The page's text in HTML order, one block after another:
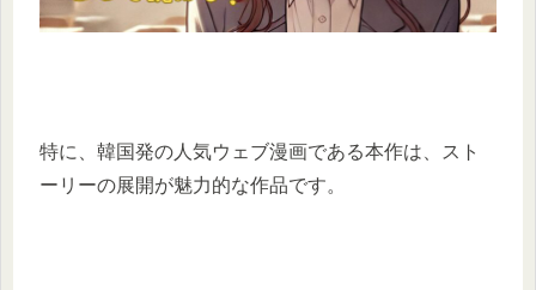
特に、韓国発の人気ウェブ漫画である本作は、スト
ーリーの展開が魅力的な作品です。